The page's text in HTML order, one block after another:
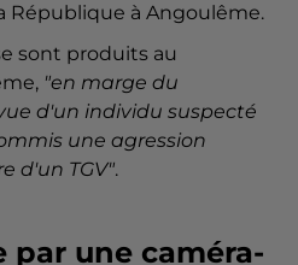
République à Angoulême.
sont produits au
"en marge du
d'un individu suspecté
une agression
d'un TGV".
par une caméra-